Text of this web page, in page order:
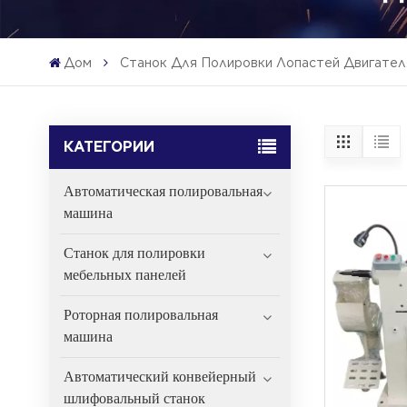
Дом Станок Для Полировки Лопастей
КАТЕГОРИИ
Автоматическая полировальная
машина
Станок для полировки
мебельных панелей
Роторная полировальная
машина
Автоматический конвейерный
шлифовальный станок